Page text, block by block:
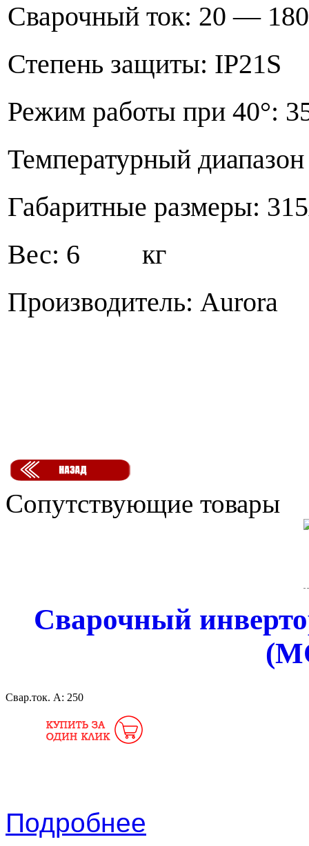
Сварочный ток: 20 —
Степень защиты:
Режим работы при 40°:
Температурный
Габаритные размеры:
Вес: 6 кг
Производитель: Aurora
Сопутствующие товары
Сварочный
Свар.ток. А: 250
Подробнее